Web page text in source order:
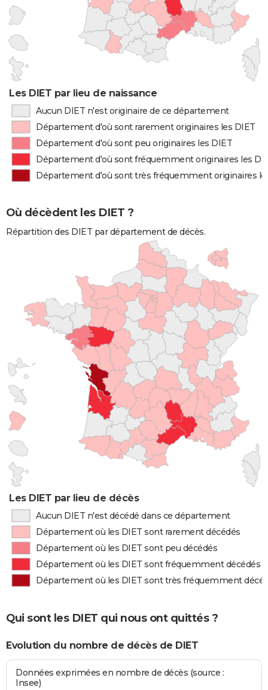
Les DIET par lieu de naissance
Aucun DIET n'est originaire de ce département
Département d'où sont rarement originaires les DIET
Département d'où sont peu originaires les DIET
Département d'où sont fréquemment originaires les
Département d'où sont très fréquemment originaires
Où décèdent les DIET ?
Répartition des DIET par département de décès.
Les DIET par lieu de décès
Aucun DIET n'est décédé dans ce département
Département où les DIET sont rarement décédés
Département où les DIET sont peu décédés
Département où les DIET sont fréquemment décédés
Département où les DIET sont très fréquemment
Qui sont les DIET qui nous ont quittés ?
Evolution du nombre de décès de DIET
Données exprimées en nombre de décès (source :
Insee)